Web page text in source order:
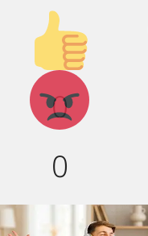
Палец
вверх!
0
Агрессия!
0